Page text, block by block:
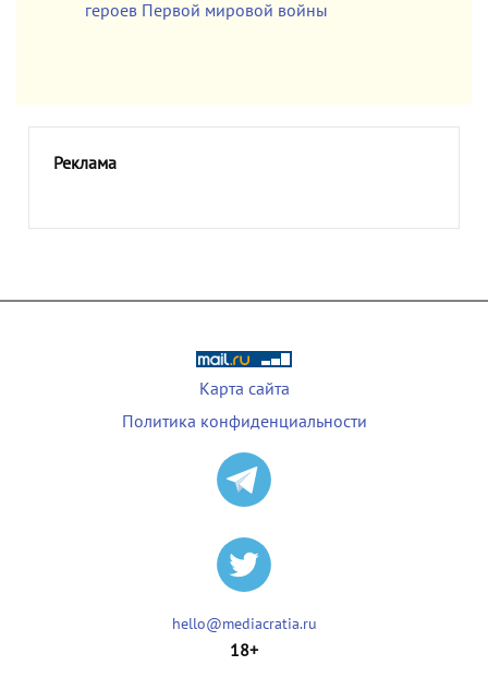
героев Первой мировой войны
Реклама
Карта сайта
Политика конфиденциальности
hello@mediacratia.ru
18+